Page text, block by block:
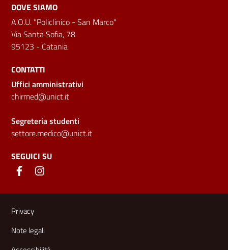
DOVE SIAMO
A.O.U. "Policlinico - San Marco"
Via Santa Sofia, 78
95123 - Catania
CONTATTI
Uffici amministrativi
chirmed@unict.it
Segreteria studenti
settore.medico@unict.it
SEGUICI SU
Link e informazioni utili
Privacy
Note legali